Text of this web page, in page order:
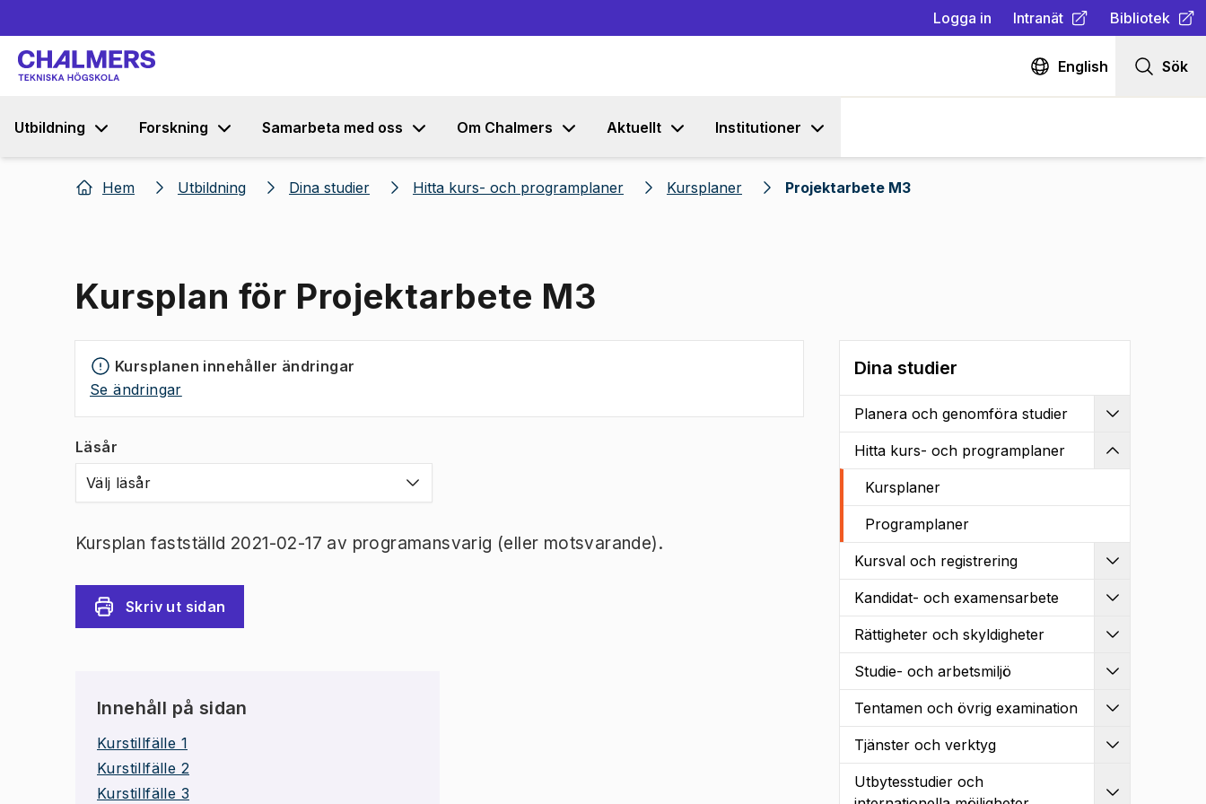
Logga in Intranät
(Öppnas i ny flik)
Bibliotek
(Öppnas i ny
English Sök
Utbildning Forskning Samarbeta med oss Om Chalmers Aktuellt Institutioner
Hem Utbildning Dina studier Hitta kurs- och programplaner Kursplaner Projektarbete M3
Kursplan för Projektarbete M3
Kursplanen innehåller ändringar
Se ändringar
Läsår
Välj läsår
Kursplan fastställd 2021-02-17 av programansvarig (eller motsvarande).
Skriv ut sidan
Innehåll på sidan
Kurstillfälle 1
Kurstillfälle 2
Kurstillfälle 3
Dina studier
Planera och genomföra studier
Hitta kurs- och programplaner
Kursplaner
Programplaner
Kursval och registrering
Kandidat- och examensarbete
Rättigheter och skyldigheter
Studie- och arbetsmiljö
Tentamen och övrig examination
Tjänster och verktyg
Utbytesstudier och